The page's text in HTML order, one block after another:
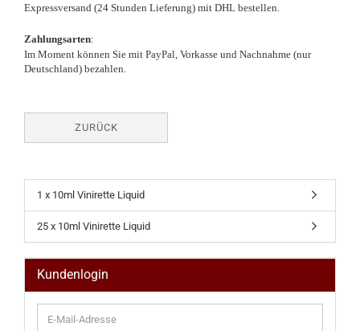
Expressversand (24 Stunden Lieferung) mit DHL bestellen.
Zahlungsarten:
Im Moment können Sie mit PayPal, Vorkasse und Nachnahme (nur
Deutschland) bezahlen.
ZURÜCK
1 x 10ml Vinirette Liquid
25 x 10ml Vinirette Liquid
Kundenlogin